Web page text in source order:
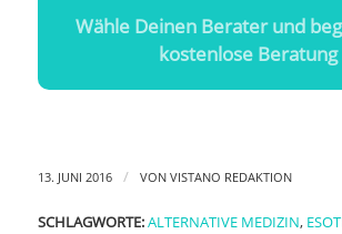
Wähle Deinen Berater und
kostenlose Beratung
13. JUNI 2016 / VON VISTANO REDAKTION
SCHLAGWORTE: ALTERNATIVE MEDIZIN,